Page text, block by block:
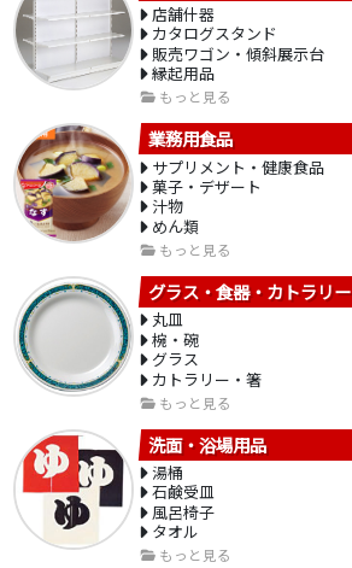
店舗什器
カタログスタンド
販売ワゴン・傾斜展示台
縁起用品
もっと見る
業務用食品
サプリメント・健康食品
菓子・デザート
汁物
めん類
もっと見る
グラス・食器・カトラリー
丸皿
椀・碗
グラス
カトラリー・箸
もっと見る
洗面・浴場用品
湯桶
石鹸受皿
風呂椅子
タオル
もっと見る